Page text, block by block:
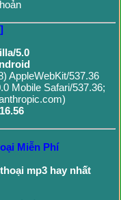
5.0
AppleWebKit/537.36
Mobile Safari/537.36;
Miễn Phí
mp3 hay nhất